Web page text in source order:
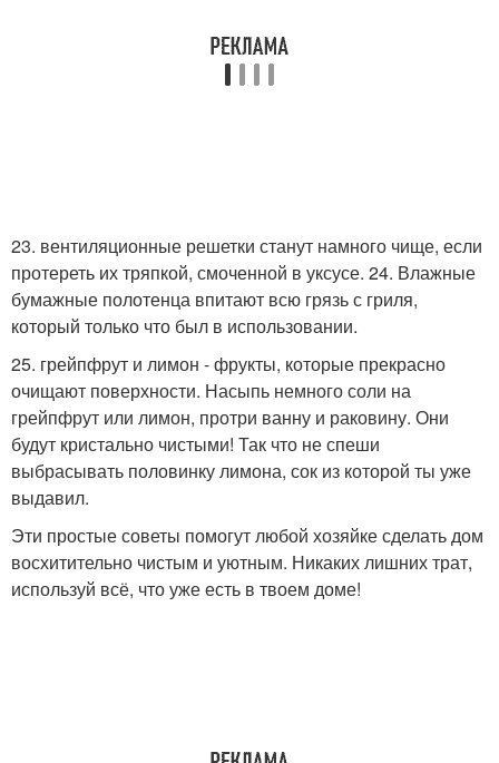
23. вентиляционные решетки станут намного чище, если
протереть их тряпкой, смоченной в уксусе. 24. Влажные
бумажные полотенца впитают всю грязь с гриля,
который только что был в использовании.
25. грейпфрут и лимон - фрукты, которые прекрасно
очищают поверхности. Насыпь немного соли на
грейпфрут или лимон, протри ванну и раковину. Они
будут кристально чистыми! Так что не спеши
выбрасывать половинку лимона, сок из которой ты уже
выдавил.
Эти простые советы помогут любой хозяйке сделать дом
восхитительно чистым и уютным. Никаких лишних трат,
используй всё, что уже есть в твоем доме!